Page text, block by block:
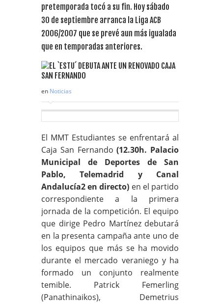
pretemporada tocó a su fin. Hoy sábado
30 de septiembre arranca la Liga ACB
2006/2007 que se prevé aun más igualada
que en temporadas anteriores.
en Noticias
El MMT Estudiantes se enfrentará al
Caja San Fernando(12.30h. Palacio
Municipal de Deportes de San
Pablo, Telemadrid y Canal
Andalucía2 en directo) en el partido
correspondiente a la primera
jornada de la competición. El equipo
que dirige Pedro Martínez debutará
en la presenta campaña ante uno de
los equipos que más se ha movido
durante el mercado veraniego y ha
formado un conjunto realmente
temible. Patrick Femerling
(Panathinaikos), Demetrius